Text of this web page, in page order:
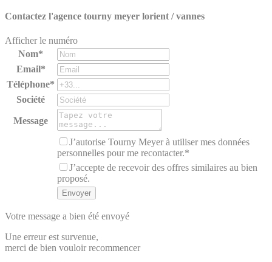
Contactez l'agence tourny meyer lorient / vannes
Afficher le numéro
Nom*
Email*
Téléphone*
Société
Message
J’autorise Tourny Meyer à utiliser mes données
personnelles pour me recontacter.*
J’accepte de recevoir des offres similaires au bien
proposé.
Votre message a bien été envoyé
Une erreur est survenue,
merci de bien vouloir recommencer